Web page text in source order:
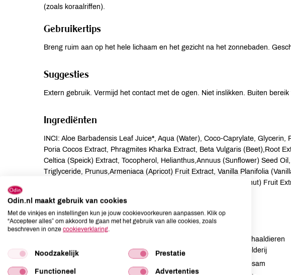
(zoals koraalriffen).
Gebruikertips
Breng ruim aan op het hele lichaam en het gezicht na het zonnebaden.
Suggesties
Extern gebruik. Vermijd het contact met de ogen. Niet inslikken. Buiten
Ingrediënten
INCI: Aloe Barbadensis Leaf Juice*, Aqua (Water), Coco-Caprylate, Glycerin,
Poria Cocos Extract, Phragmites Kharka Extract, Beta Vulgaris (Beet),Root
Celtica (Speick) Extract, Tocopherol, Helianthus,Annuus (Sunflower) Seed
Triglyceride, Prunus,Armeniaca (Apricot) Fruit Extract, Vanilla Planifolia
Extract, Pyrus Malus (Apple) Fruit Extract, Cocos Nucifera (Coconut) Fruit
Allergenen
Ei
onbekend
Gluten
onbekend
Schaaldieren
Selderij
Sesam
Odin.nl maakt gebruik van cookies
Met de vinkjes en instellingen kun je jouw cookievoorkeuren aanpassen. Klik op
“Accepteer alles” om akkoord te gaan met het gebruik van alle cookies, zoals
beschreven in onze cookieverklaring.
Noodzakelijk Prestatie
Functioneel Advertenties